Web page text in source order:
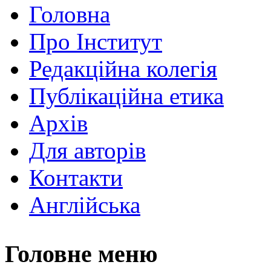
Головна
Про Інститут
Редакційна колегія
Публікаційна етика
Архів
Для авторів
Контакти
Англійська
Головне меню